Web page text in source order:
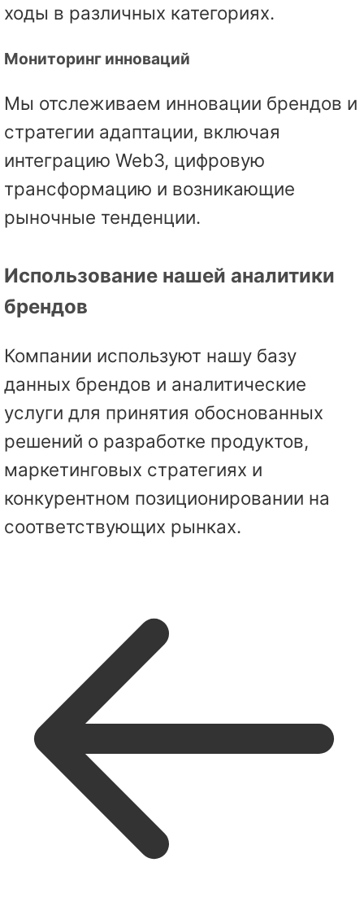
ходы в различных категориях.
Мониторинг инноваций
Мы отслеживаем инновации брендов и
стратегии адаптации, включая
интеграцию Web3, цифровую
трансформацию и возникающие
рыночные тенденции.
Использование нашей аналитики
брендов
Компании используют нашу базу
данных брендов и аналитические
услуги для принятия обоснованных
решений о разработке продуктов,
маркетинговых стратегиях и
конкурентном позиционировании на
соответствующих рынках.